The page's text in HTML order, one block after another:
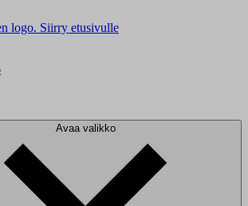
Siirry etusivulle
Avaa valikko